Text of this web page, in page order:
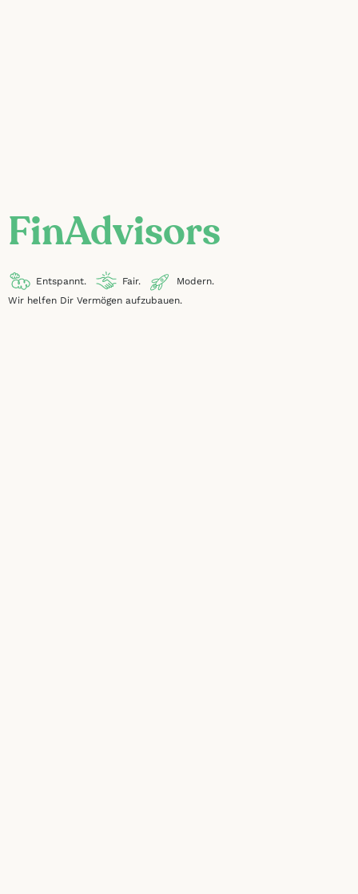
FinAdvisors
Entspannt. Fair.
Modern.
Wir helfen Dir Vermögen aufzubauen.